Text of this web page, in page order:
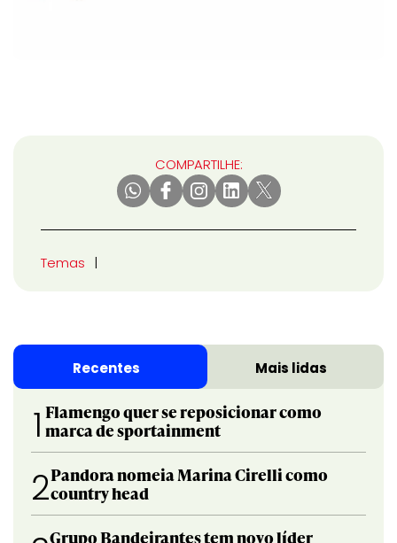
COMPARTILHE:
Temas
Recentes Mais lidas
1 Flamengo quer se reposicionar como
marca de sportainment
2Pandora nomeia Marina Cirelli como
country head
Grupo Bandeirantes tem novo líder